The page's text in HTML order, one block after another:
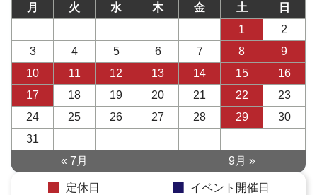
月
火 水 木 金 土
日
1
2
3
4 5 6 7 8
9
10
11 12 13 14 15
16
17
18 19 20 21 22
23
24
25 26 27 28 29
30
31
« 7月
9月 »
定休日 イベント開催日